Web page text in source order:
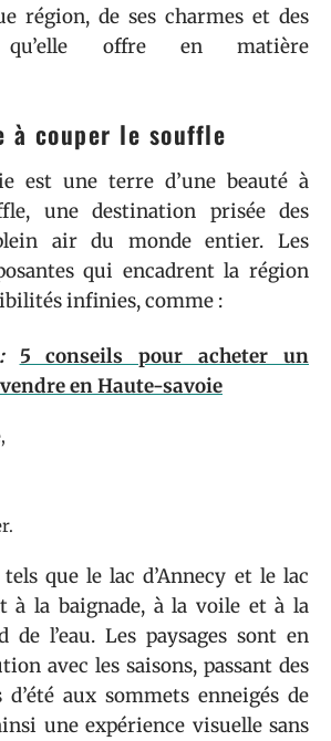
région, de ses charmes et des
qu’elle offre en matière
à couper le souffle
est une terre d’une beauté à
une destination prisée des
air du monde entier. Les
qui encadrent la région
infinies, comme :
5 conseils pour acheter un
en Haute-savoie
que le lac d’Annecy et le lac
à la baignade, à la voile et à la
de l’eau. Les paysages sont en
avec les saisons, passant des
aux sommets enneigés de
une expérience visuelle sans